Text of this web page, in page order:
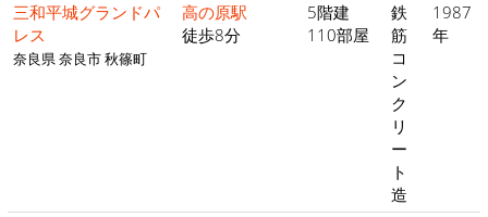
三和平城グランドパ
レス
奈良県 奈良市 秋篠町
高の原駅
徒歩8分
5階建
110部屋
鉄
筋
コ
ン
ク
リ
ー
ト
造
1987
年